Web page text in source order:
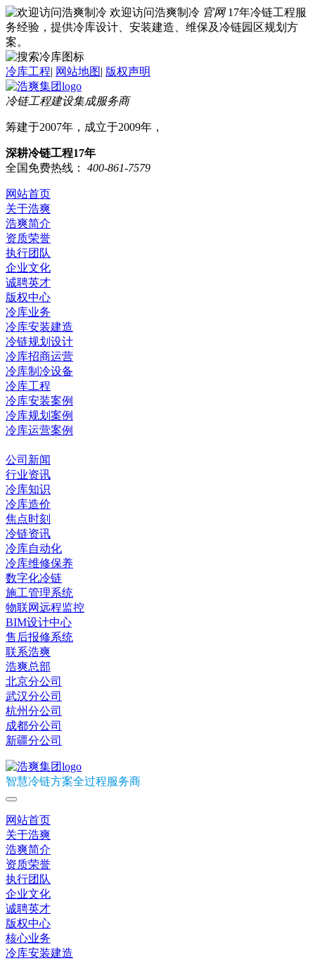
欢迎访问浩爽制冷 官网 17年冷链工程服
务经验，提供冷库设计、安装建造、维保及冷链园区规划方
案。
冷库工程| 网站地图| 版权声明
冷链工程建设集成服务商
筹建于2007年，成立于2009年，
深耕冷链工程17年
全国免费热线：
400-861-7579
网站首页
关于浩爽
浩爽简介
资质荣誉
执行团队
企业文化
诚聘英才
版权中心
冷库业务
冷库安装建造
冷链规划设计
冷库招商运营
冷库制冷设备
冷库工程
冷库安装案例
冷库规划案例
冷库运营案例
公司新闻
行业资讯
冷库知识
冷库造价
焦点时刻
冷链资讯
冷库自动化
冷库维修保养
数字化冷链
施工管理系统
物联网远程监控
BIM设计中心
售后报修系统
联系浩爽
浩爽总部
北京分公司
武汉分公司
杭州分公司
成都分公司
新疆分公司
智慧冷链方案全过程服务商
网站首页
关于浩爽
浩爽简介
资质荣誉
执行团队
企业文化
诚聘英才
版权中心
核心业务
冷库安装建造